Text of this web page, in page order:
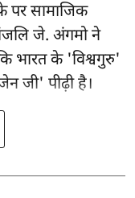
पर सामाजिक
जे. अंगमो ने
भारत के 'विश्वगुरु'
जी' पीढ़ी है।